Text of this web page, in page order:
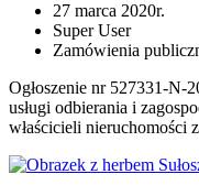
27 marca 2020r.
Super User
Zamówienia
Ogłoszenie nr 527331-N-
usługi odbierania i
właścicieli nieruchomości